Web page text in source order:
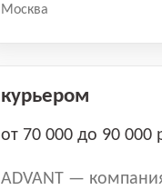
Москва
курьером
от 70 000 до 90 000
ADVANT —